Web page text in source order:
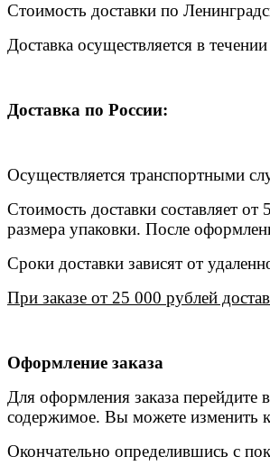
Стоимость доставки по
Доставка осуществляется в
Доставка по России:
Осуществляется транспортными
Стоимость доставки составляет от
размера упаковки. После
Сроки доставки зависят от
При заказе от 25 000 рублей
Оформление заказа
Для оформления заказа
содержимое. Вы можете изменить
Окончательно определившись с